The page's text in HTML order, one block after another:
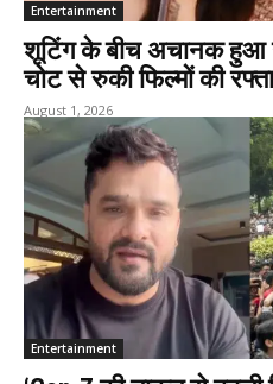
Entertainment
शूटिंग के बीच अचानक हुआ
चोट से रुकी फिल्मों की
August 1, 2026
Entertainment